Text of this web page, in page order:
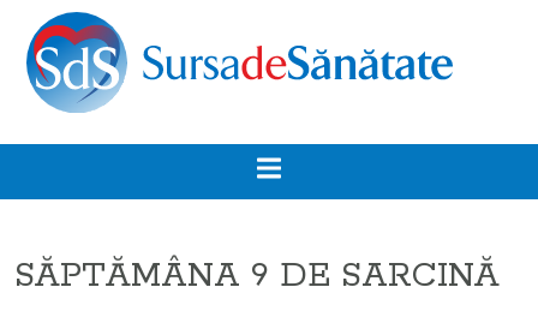
SĂPTĂMÂNA 9 DE SARCINĂ